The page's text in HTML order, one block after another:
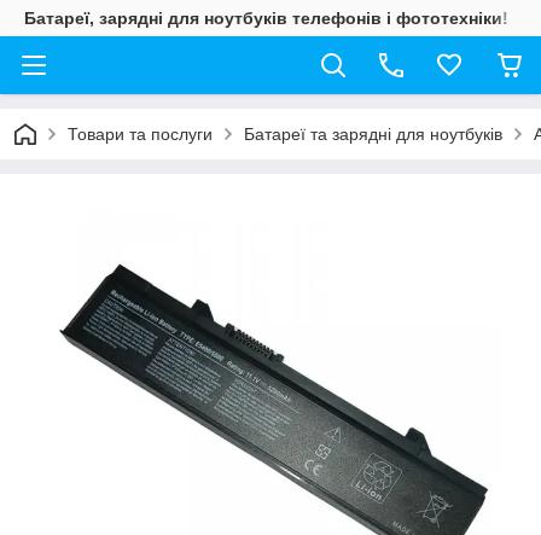
Батареї, зарядні для ноутбуків телефонів і фототехніки!
Товари та послуги Батареї та зарядні для ноутбуків